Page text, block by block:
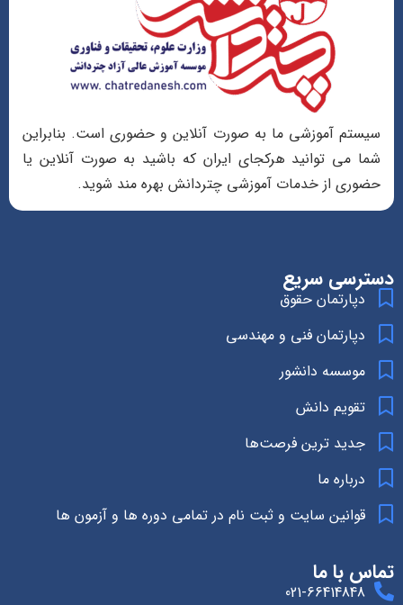
سیستم آموزشی ما به صورت آنلاین و حضوری است. بنابراین
شما می توانید هرکجای ایران که باشید به صورت آنلاین یا
حضوری از خدمات آموزشی چتردانش بهره مند شوید.
دسترسی سریع
دپارتمان حقوق
دپارتمان فنی و مهندسی
موسسه دانشور
تقویم دانش
جدید ترین فرصت‌ها
درباره ما
قوانین سایت و ثبت نام در تمامی دوره ها و آزمون ها
تماس با ما
021-66414848